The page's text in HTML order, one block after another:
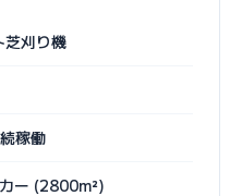
芝刈り機
稼働
ー (2800m²)